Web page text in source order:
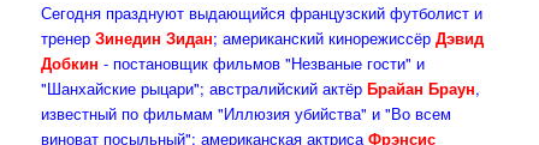
Сегодня празднуют выдающийся французский футболист и
тренерЗинедин Зидан; американский кинорежиссёр Дэвид
Добкин - постановщик фильмов "Незваные гости" и
"Шанхайские рыцари"; австралийский актёрБрайан Браун,
известный по фильмам "Иллюзия убийства" и "Во всем
виноват посыльный"; американская актрисаФрэнсис